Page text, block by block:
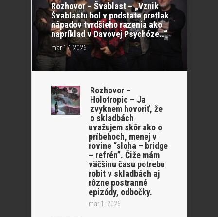
Rozhovor – Švablast – „Vznik
Švablastu bol v podstate pretlak
nápadov tvrdšieho razenia ako
napríklad v Davovej Psychóze…“
mar 17, 2026
Rozhovor –
Holotropic – Ja
zvyknem hovoriť, že
o skladbách
uvažujem skôr ako o
príbehoch, menej v
rovine “sloha – bridge
– refrén”. Čiže mám
väčšinu času potrebu
robit v skladbách aj
rôzne postranné
epizódy, odbočky.
mar 1, 2026